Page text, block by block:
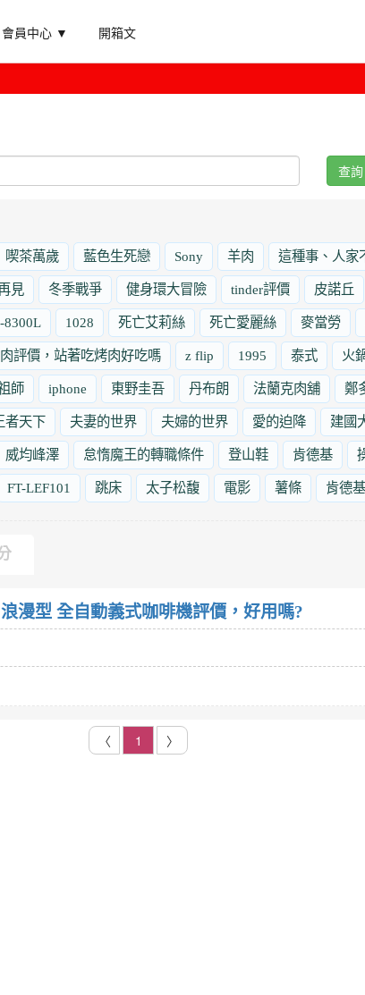
會員中心 ▼ 開箱文
查詢
喫茶萬歲 藍色生死戀 Sony 羊肉 這種事、人家
見 冬季戰爭 健身環大冒險 tinder評價 皮諾丘
8300L 1028 死亡艾莉絲 死亡愛麗絲 麥當勞
評價，站著吃烤肉好吃嗎 z flip 1995 泰式 火
師 iphone 東野圭吾 丹布朗 法蘭克肉舖 鄭
者天下 夫妻的世界 夫婦的世界 愛的迫降 建國
威均峰澤 怠惰魔王的轉職條件 登山鞋 肯德基
FT-LEF101 跳床 太子松馥 電影 薯條 肯德
漫型 全自動義式咖啡機評價，好用嗎?
〈 1 〉